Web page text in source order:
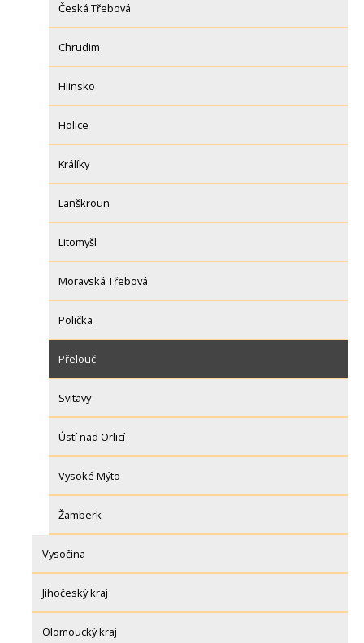
Česká Třebová
Chrudim
Hlinsko
Holice
Králíky
Lanškroun
Litomyšl
Moravská Třebová
Polička
Přelouč
Svitavy
Ústí nad Orlicí
Vysoké Mýto
Žamberk
Vysočina
Jihočeský kraj
Olomoucký kraj